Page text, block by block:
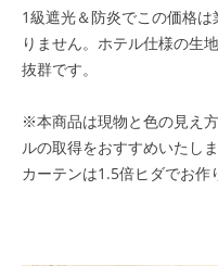
1級遮光＆防炎でこの価格
りません。ホテル仕様の生
抜群です。
※本商品は現物と色の見え
ルの取得をおすすめいたしま
カーテンは1.5倍ヒダでお作